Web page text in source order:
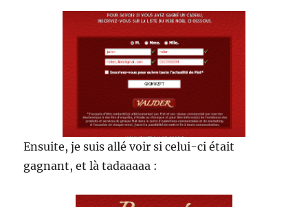
Ensuite, je suis allé voir si celui-ci était
gagnant, et là tadaaaaa :